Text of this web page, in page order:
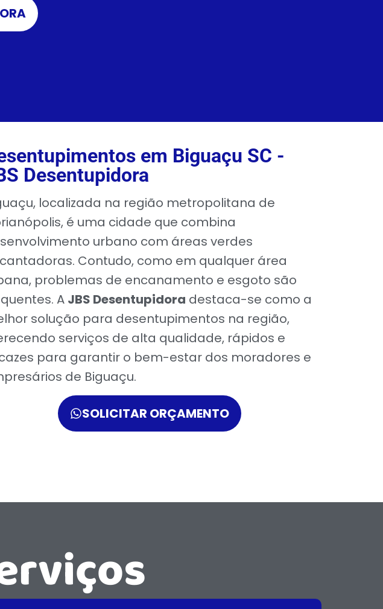
em Biguaçu SC -
Desentupidora
localizada na região metropolitana de
é uma cidade que combina
urbano com áreas verdes
Contudo, como em qualquer área
problemas de encanamento e esgoto são
A JBS Desentupidora destaca-se como a
solução para desentupimentos na região,
serviços de alta qualidade, rápidos e
para garantir o bem-estar dos moradores e
de Biguaçu.
SOLICITAR ORÇAMENTO